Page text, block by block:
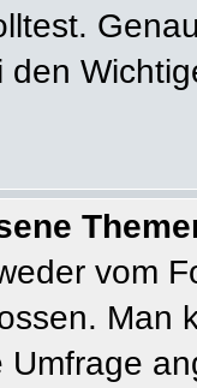
vom
Man